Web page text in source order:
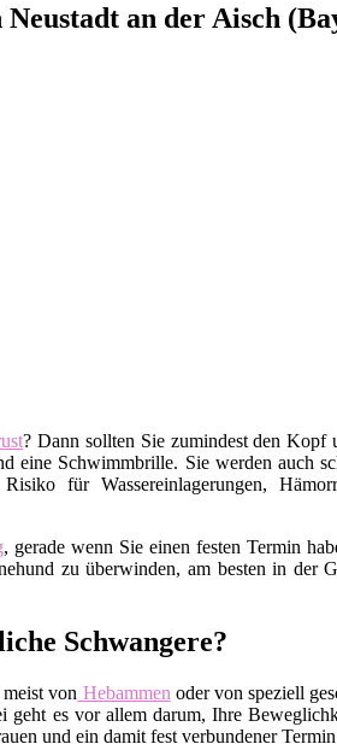
an der Aisch
? Dann sollten Sie zumindest den Kopf
Schwimmbrille. Sie werden auch
für Wassereinlagerungen,
, gerade wenn Sie einen festen Termin
zu überwinden, am besten in der
Schwangere?
von Hebammen oder von speziell
es vor allem darum, Ihre
und ein damit fest verbundener